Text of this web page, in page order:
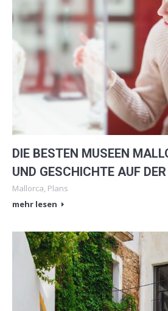
DIE BESTEN MUSEEN
UND GESCHICHTE AUF
Mallorca, Plans
mehr lesen